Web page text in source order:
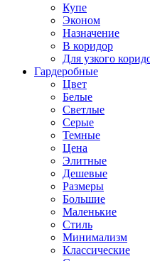
Купе
Эконом
Назначение
В коридор
Для узкого
Гардеробные
Цвет
Белые
Светлые
Серые
Темные
Цена
Элитные
Дешевые
Размеры
Большие
Маленькие
Стиль
Минимализм
Классические